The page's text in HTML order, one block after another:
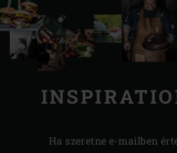
Ha szeretne e-mailben